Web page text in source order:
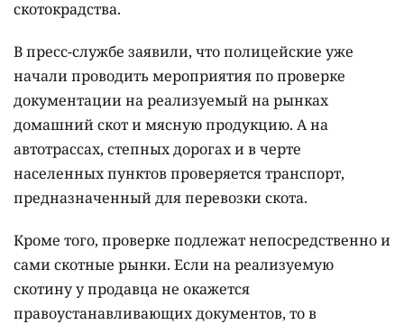
скотокрадства.
В пресс-службе заявили, что полицейские уже
начали проводить мероприятия по проверке
документации на реализуемый на рынках
домашний скот и мясную продукцию. А на
автотрассах, степных дорогах и в черте
населенных пунктов проверяется транспорт,
предназначенный для перевозки скота.
Кроме того, проверке подлежат непосредственно и
сами скотные рынки. Если на реализуемую
скотину у продавца не окажется
правоустанавливающих документов, то в